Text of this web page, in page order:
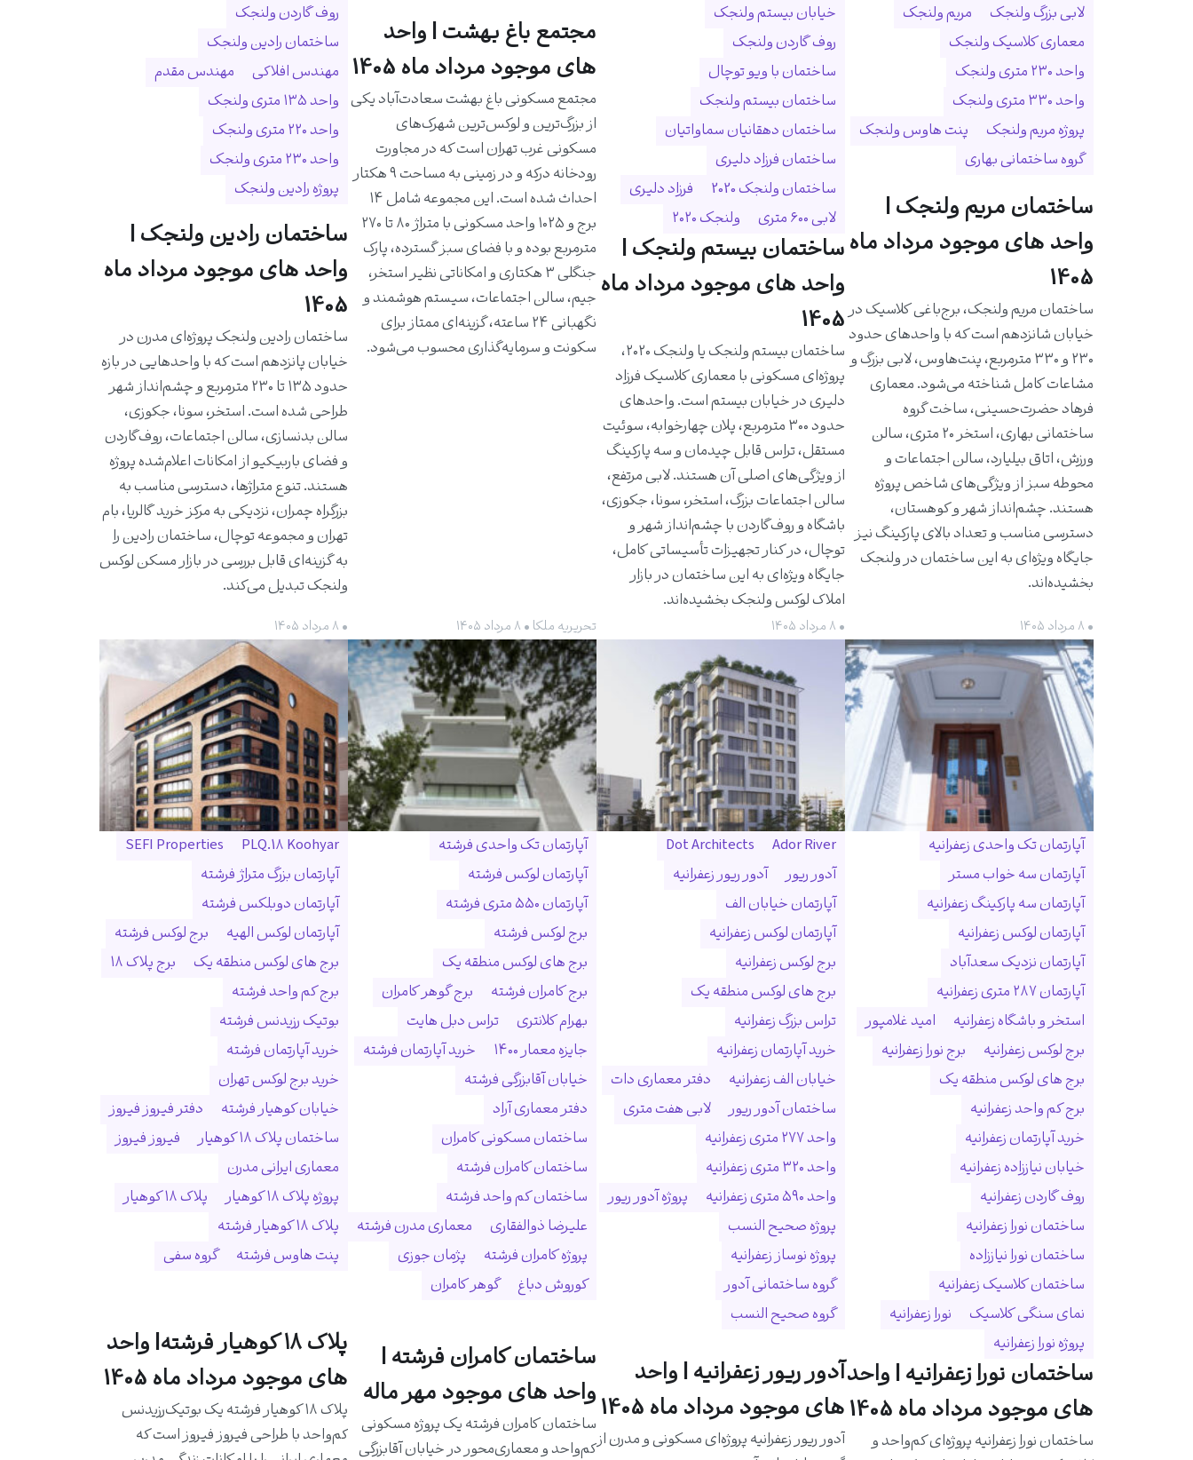
لابی بزرگ ولنجک
مریم ولنجک
معماری کلاسیک ولنجک
واحد ۲۳۰ متری ولنجک
واحد ۳۳۰ متری ولنجک
پروژه مریم ولنجک
پنت هاوس ولنجک
گروه ساختمانی بهاری
ساختمان مریم ولنجک |
واحد های موجود مرداد ماه
1405
ساختمان مریم ولنجک، برج‌باغی کلاسیک در
خیابان شانزدهم است که با واحدهای حدود
۲۳۰ و ۳۳۰ مترمربع، پنت‌هاوس، لابی بزرگ و
مشاعات کامل شناخته می‌شود. معماری
فرهاد حضرت‌حسینی، ساخت گروه
ساختمانی بهاری، استخر ۲۰ متری، سالن
ورزش، اتاق بیلیارد، سالن اجتماعات و
محوطه سبز از ویژگی‌های شاخص پروژه
هستند. چشم‌انداز شهر و کوهستان،
دسترسی مناسب و تعداد بالای پارکینگ نیز
جایگاه ویژه‌ای به این ساختمان در ولنجک
بخشیده‌اند.
• ۸ مرداد ۱۴۰۵
خیابان بیستم ولنجک
روف گاردن ولنجک
ساختمان با ویو توچال
ساختمان بیستم ولنجک
ساختمان دهقانیان سماواتیان
ساختمان فرزاد دلیری
ساختمان ولنجک 2020
فرزاد دلیری
لابی ۶۰۰ متری
ولنجک ۲۰۲۰
ساختمان بیستم ولنجک |
واحد های موجود مرداد ماه
1405
ساختمان بیستم ولنجک یا ولنجک ۲۰۲۰،
پروژه‌ای مسکونی با معماری کلاسیک فرزاد
دلیری در خیابان بیستم است. واحدهای
حدود ۳۰۰ مترمربع، پلان چهارخوابه، سوئیت
مستقل، تراس قابل چیدمان و سه پارکینگ
از ویژگی‌های اصلی آن هستند. لابی مرتفع،
سالن اجتماعات بزرگ، استخر، سونا، جکوزی،
باشگاه و روف‌گاردن با چشم‌انداز شهر و
توچال، در کنار تجهیزات تأسیساتی کامل،
جایگاه ویژه‌ای به این ساختمان در بازار
املاک لوکس ولنجک بخشیده‌اند.
• ۸ مرداد ۱۴۰۵
مجتمع باغ بهشت | واحد
های موجود مرداد ماه 1405
مجتمع مسکونی باغ بهشت سعادت‌آباد یکی
از بزرگ‌ترین و لوکس‌ترین شهرک‌های
مسکونی غرب تهران است که در مجاورت
رودخانه درکه و در زمینی به مساحت ۹ هکتار
احداث شده است. این مجموعه شامل ۱۴
برج و ۱۰۲۵ واحد مسکونی با متراژ ۸۰ تا ۲۷۰
مترمربع بوده و با فضای سبز گسترده، پارک
جنگلی ۳ هکتاری و امکاناتی نظیر استخر،
جیم، سالن اجتماعات، سیستم هوشمند و
نگهبانی ۲۴ ساعته، گزینه‌ای ممتاز برای
سکونت و سرمایه‌گذاری محسوب می‌شود.
تحریریه ملکا • ۸ مرداد ۱۴۰۵
روف گاردن ولنجک
ساختمان رادین ولنجک
مهندس افلاکی
مهندس مقدم
واحد ۱۳۵ متری ولنجک
واحد ۲۲۰ متری ولنجک
واحد ۲۳۰ متری ولنجک
پروژه رادین ولنجک
ساختمان رادین ولنجک |
واحد های موجود مرداد ماه
1405
ساختمان رادین ولنجک پروژه‌ای مدرن در
خیابان پانزدهم است که با واحدهایی در بازه
حدود ۱۳۵ تا ۲۳۰ مترمربع و چشم‌انداز شهر
طراحی شده است. استخر، سونا، جکوزی،
سالن بدنسازی، سالن اجتماعات، روف‌گاردن
و فضای باربیکیو از امکانات اعلام‌شده پروژه
هستند. تنوع متراژها، دسترسی مناسب به
بزرگراه چمران، نزدیکی به مرکز خرید گالریا، بام
تهران و مجموعه توچال، ساختمان رادین را
به گزینه‌ای قابل بررسی در بازار مسکن لوکس
ولنجک تبدیل می‌کند.
• ۸ مرداد ۱۴۰۵
آپارتمان تک واحدی زعفرانیه
آپارتمان سه خواب مستر
آپارتمان سه پارکینگ زعفرانیه
آپارتمان لوکس زعفرانیه
آپارتمان نزدیک سعدآباد
آپارتمان ۲۸۷ متری زعفرانیه
استخر و باشگاه زعفرانیه
امید غلامپور
برج لوکس زعفرانیه
برج نورا زعفرانیه
برج های لوکس منطقه یک
برج کم واحد زعفرانیه
خرید آپارتمان زعفرانیه
خیابان نیاززاده زعفرانیه
روف گاردن زعفرانیه
ساختمان نورا زعفرانیه
ساختمان نورا نیاززاده
ساختمان کلاسیک زعفرانیه
نمای سنگی کلاسیک
نورا زعفرانیه
پروژه نورا زعفرانیه
ساختمان نورا زعفرانیه | واحد
های موجود مرداد ماه 1405
ساختمان نورا زعفرانیه پروژه‌ای کم‌واحد و
Ador River
Dot Architects
آدور ریور
آدور ریور زعفرانیه
آپارتمان خیابان الف
آپارتمان لوکس زعفرانیه
برج لوکس زعفرانیه
برج های لوکس منطقه یک
تراس بزرگ زعفرانیه
خرید آپارتمان زعفرانیه
خیابان الف زعفرانیه
دفتر معماری دات
ساختمان آدور ریور
لابی هفت متری
واحد ۲۷۷ متری زعفرانیه
واحد ۳۲۰ متری زعفرانیه
واحد ۵۹۰ متری زعفرانیه
پروژه آدور ریور
پروژه صحیح النسب
پروژه نوساز زعفرانیه
گروه ساختمانی آدور
گروه صحیح النسب
آدور ریور زعفرانیه | واحد
های موجود مرداد ماه 1405
آدور ریور زعفرانیه پروژه‌ای مسکونی و مدرن از
آپارتمان تک واحدی فرشته
آپارتمان لوکس فرشته
آپارتمان ۵۵۰ متری فرشته
برج لوکس فرشته
برج های لوکس منطقه یک
برج کامران فرشته
برج گوهر کامران
بهرام کلانتری
تراس دبل هایت
جایزه معمار ۱۴۰۰
خرید آپارتمان فرشته
خیابان آقابزرگی فرشته
دفتر معماری آراد
ساختمان مسکونی کامران
ساختمان کامران فرشته
ساختمان کم واحد فرشته
علیرضا ذوالفقاری
معماری مدرن فرشته
پروژه کامران فرشته
پژمان جوزی
کوروش دباغ
گوهر کامران
ساختمان کامران فرشته |
واحد های موجود مهر ماله
ساختمان کامران فرشته یک پروژه مسکونی
کم‌واحد و معماری‌محور در خیابان آقابزرگی
PLQ.18 Koohyar
SEFI Properties
آپارتمان بزرگ متراژ فرشته
آپارتمان دوبلکس فرشته
آپارتمان لوکس الهیه
برج لوکس فرشته
برج های لوکس منطقه یک
برج پلاک ۱۸
برج کم واحد فرشته
بوتیک رزیدنس فرشته
خرید آپارتمان فرشته
خرید برج لوکس تهران
خیابان کوهیار فرشته
دفتر فیروز فیروز
ساختمان پلاک ۱۸ کوهیار
فیروز فیروز
معماری ایرانی مدرن
پروژه پلاک ۱۸ کوهیار
پلاک ۱۸ کوهیار
پلاک ۱۸ کوهیار فرشته
پنت هاوس فرشته
گروه سفی
پلاک ۱۸ کوهیار فرشته| واحد
های موجود مرداد ماه 1405
پلاک ۱۸ کوهیار فرشته یک بوتیک‌رزیدنس
کم‌واحد با طراحی فیروز فیروز است که